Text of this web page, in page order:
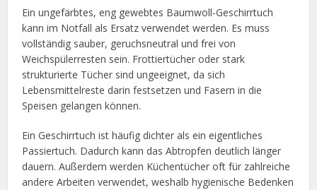
Ein ungefärbtes, eng gewebtes Baumwoll-Geschirrtuch
kann im Notfall als Ersatz verwendet werden. Es muss
vollständig sauber, geruchsneutral und frei von
Weichspülerresten sein. Frottiertücher oder stark
strukturierte Tücher sind ungeeignet, da sich
Lebensmittelreste darin festsetzen und Fasern in die
Speisen gelangen können.
Ein Geschirrtuch ist häufig dichter als ein eigentliches
Passiertuch. Dadurch kann das Abtropfen deutlich länger
dauern. Außerdem werden Küchentücher oft für zahlreiche
andere Arbeiten verwendet, weshalb hygienische Bedenken